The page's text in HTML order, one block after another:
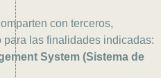
con terceros,
las finalidades indicadas:
System (Sistema de